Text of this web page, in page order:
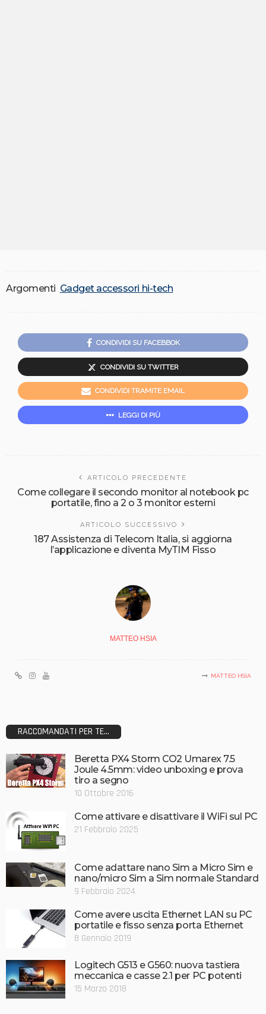
Argomenti Gadget accessori hi-tech
CONDIVIDI SU FACEBBOK
CONDIVIDI SU TWITTER
CONDIVIDI TRAMITE EMAIL
LEGGI DI PIÙ
ARTICOLO PRECEDENTE
Come collegare il secondo monitor al notebook pc
portatile, fino a 2 o 3 monitor esterni
ARTICOLO SUCCESSIVO
187 Assistenza di Telecom Italia, si aggiorna
l’applicazione e diventa MyTIM Fisso
MATTEO HSIA
MATTEO HSIA
RACCOMANDATI PER TE...
Beretta PX4 Storm CO2 Umarex 7.5
Joule 4.5mm: video unboxing e prova
tiro a segno
10 Ottobre 2016
Come attivare e disattivare il WiFi sul PC
21 Febbraio 2025
Come adattare nano Sim a Micro Sim e
nano/micro Sim a Sim normale Standard
9 Febbraio 2024
Come avere uscita Ethernet LAN su PC
portatile e fisso senza porta Ethernet
8 Gennaio 2019
Logitech G513 e G560: nuova tastiera
meccanica e casse 2.1 per PC potenti
15 Marzo 2018